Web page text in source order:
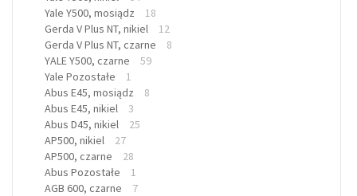
Yale Y500, mosiądz
18
Gerda V Plus NT, nikiel
12
Gerda V Plus NT, czarne
8
YALE Y500, czarne
59
Yale Pozostałe
1
Abus E45, mosiądz
8
Abus E45, nikiel
3
Abus D45, nikiel
25
AP500, nikiel
27
AP500, czarne
28
Abus Pozostałe
1
AGB 600, czarne
7